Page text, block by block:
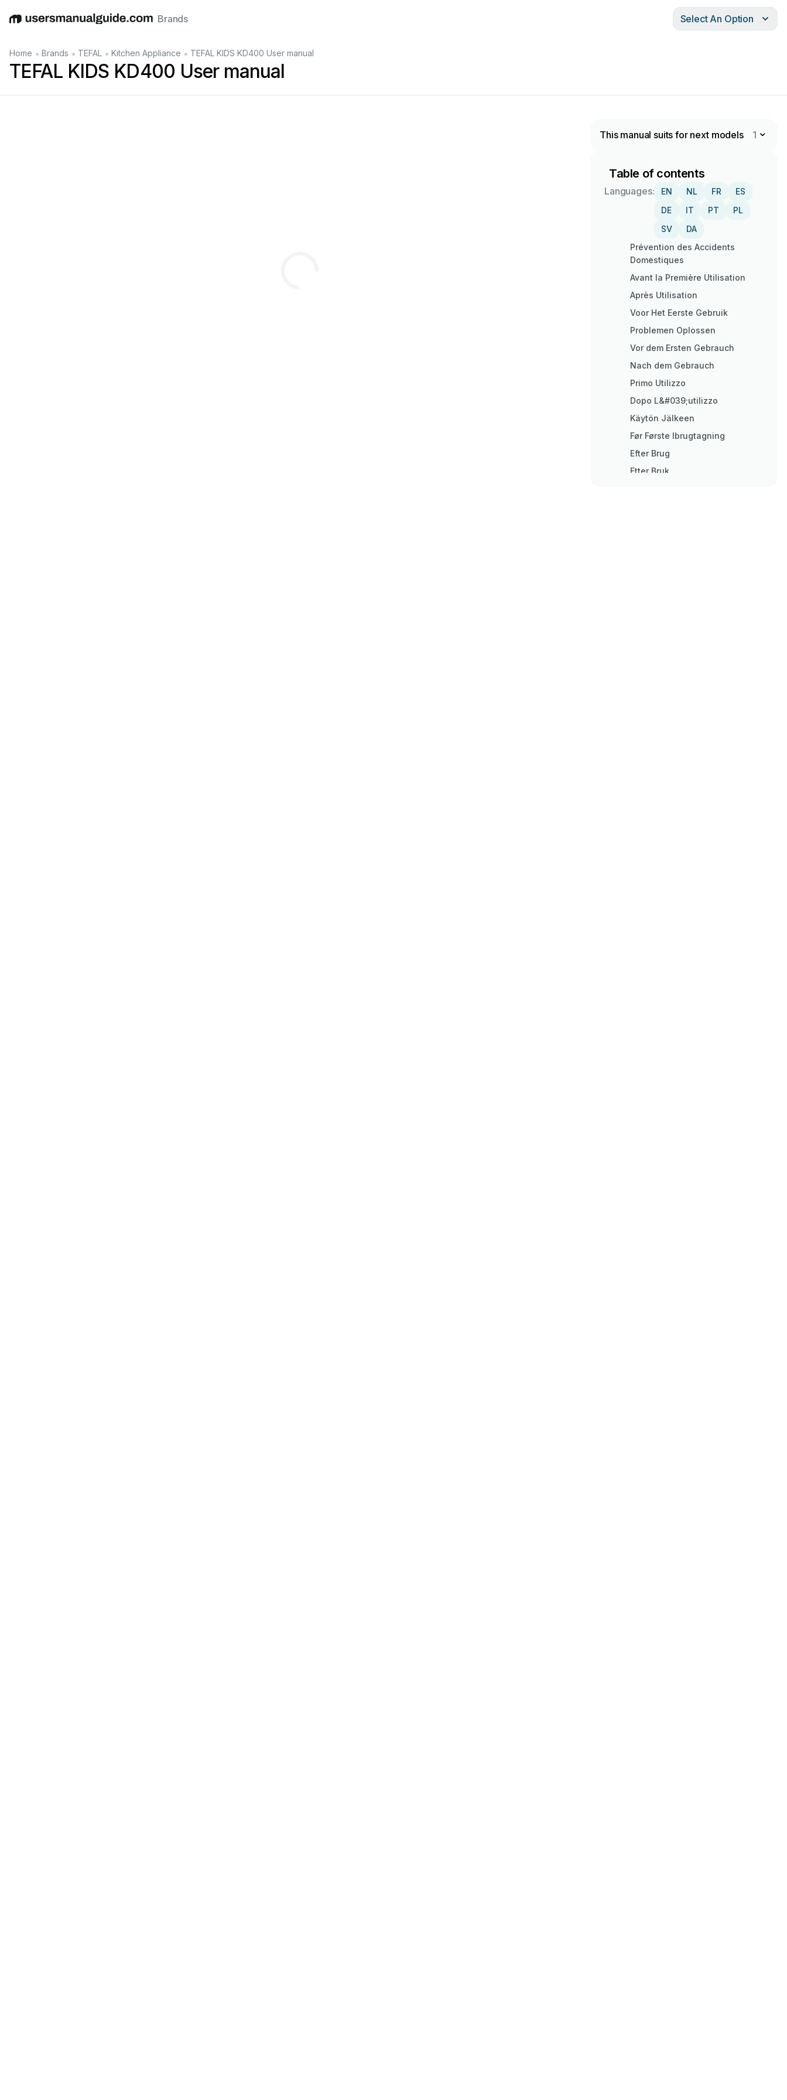
EnglishDeutschEspañolItalianoFrançais
Brands Select An Option
Home • Brands • TEFAL • Kitchen Appliance • TEFAL KIDS KD400 User manual
TEFAL KIDS KD400 User manual
This manual suits for next models 1
Table of contents
Languages: EN NL FR
ES
DE
IT PT
PL
SV
DA
Prévention des Accidents
Domestiques
Avant la Première Utilisation
Après Utilisation
Voor Het Eerste Gebruik
Problemen Oplossen
Vor dem Ersten Gebrauch
Nach dem Gebrauch
Primo Utilizzo
Dopo L&#039;utilizzo
Käytön Jälkeen
Før Første Ibrugtagning
Efter Brug
Etter Bruk